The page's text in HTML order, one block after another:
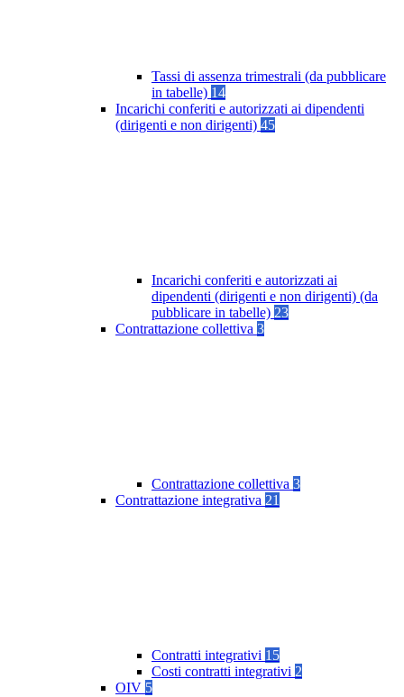
Tassi di assenza trimestrali (da pubblicare
in tabelle) 14
Incarichi conferiti e autorizzati ai dipendenti
(dirigenti e non dirigenti) 45
Incarichi conferiti e autorizzati ai
dipendenti (dirigenti e non dirigenti) (da
pubblicare in tabelle) 23
Contrattazione collettiva 3
Contrattazione collettiva 3
Contrattazione integrativa 21
Contratti integrativi 15
Costi contratti integrativi 2
OIV 5